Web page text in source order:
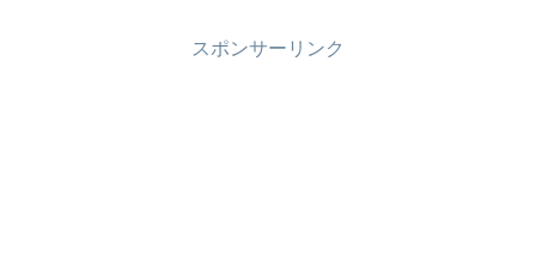
スポンサーリンク